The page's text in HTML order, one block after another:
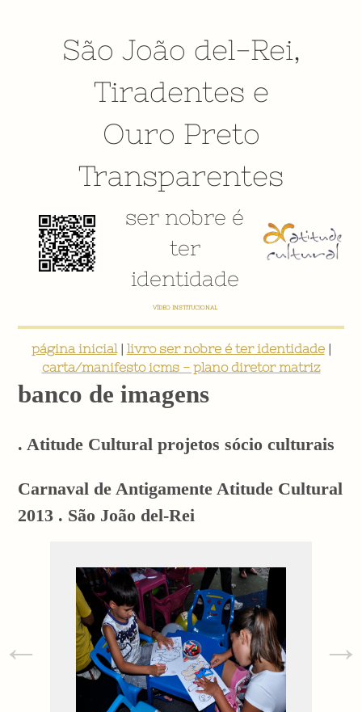
São João del-Rei,
Tiradentes e
Ouro Preto
Transparentes
ser nobre é
ter
identidade
E-BOOK: "SER NOBRE É TER IDENTIDADE: INVENTÁRIO DIGITAL PARTICIPATIVO SOBRE O PATRIMÔNIO
página inicial| livro ser nobre é ter identidade|
carta/manifesto icms - plano diretor matriz
banco de imagens
. Atitude Cultural projetos sócio culturais
Carnaval de Antigamente Atitude Cultural
2013 . São João del-Rei
← →